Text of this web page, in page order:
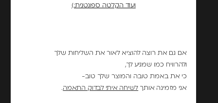
ועוד הקלטה ספונטנית:)
אם גם את רוצה להוציא לאור את השליחות שלך
ולהרוויח כמו שמגיע לך,
כי את באמת טובה והמוצר שלך טוב-
אני מזמינה אותך לשיחה איתי לבדוק התאמה.